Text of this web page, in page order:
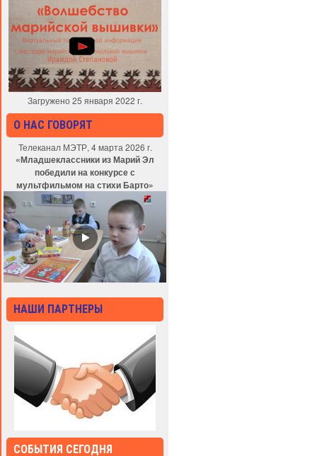
Загружено 25 января 2022 г.
О НАС ГОВОРЯТ
Телеканал МЭТР, 4 марта 2026 г.
«Младшеклассники из Марий Эл
победили на конкурсе с
мультфильмом на стихи Барто»
НАШИ ПАРТНЕРЫ
СОБЫТИЯ СЕГОДНЯ